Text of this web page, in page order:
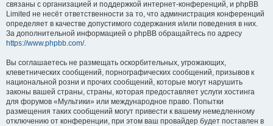
связаны с организацией и поддержкой интернет-конференций, и phpBB
Limited не несёт ответственности за то, что администрация конференций
определяет в качестве допустимого содержания и/или поведения в них.
За дополнительной информацией о phpBB обращайтесь по адресу
https://www.phpbb.com/.
Вы соглашаетесь не размещать оскорбительных, угрожающих,
клеветнических сообщений, порнографических сообщений, призывов к
национальной розни и прочих сообщений, которые могут нарушить
законы вашей страны, страны, которая предоставляет услуги хостинга
для форумов «Мультики» или международное право. Попытки
размещения таких сообщений могут привести к вашему немедленному
отключению от конференции, при этом ваш провайдер будет поставлен в